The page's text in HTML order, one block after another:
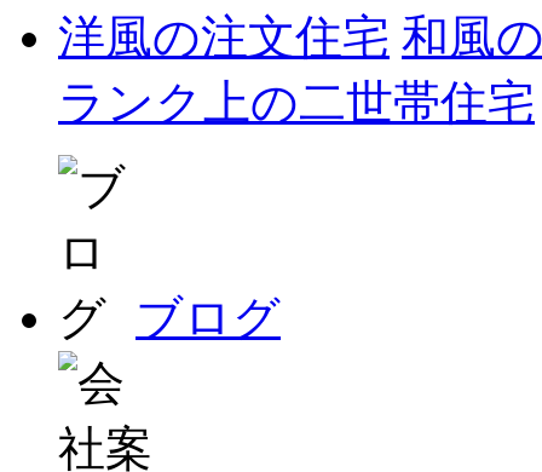
洋風の注文住宅 和風
ランク上の二世帯住宅
ブログ